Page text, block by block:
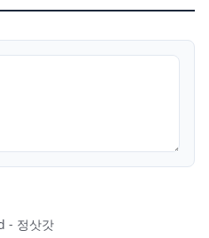
- 정삿갓